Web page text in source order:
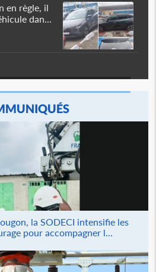
en règle, il
dan...
la SODECI intensifie les
pour accompagner l...